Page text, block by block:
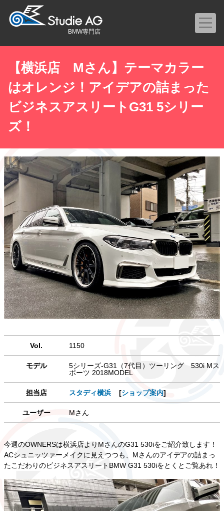
BMW専門店
【横浜店 Mさん】テーマカラー
はオレンジ！アイデアの詰まった
ビジネスアスリートG31 5シリー
ズ！
Vol. 1150
モデル
5シリーズ-G31（7代目）ツーリング 530i Mス
ポーツ 2018MODEL
担当店 スタディ横浜 [ショップ案内]
ユーザー Mさん
今週のOWNERSは横浜店よりMさんのG31 530iをご紹介致します！
ACシュニッツァーメイクに見えつつも、Mさんのアイデアの詰まっ
たこだわりのビジネスアスリートBMW G31 530iをとくとご覧あれ！